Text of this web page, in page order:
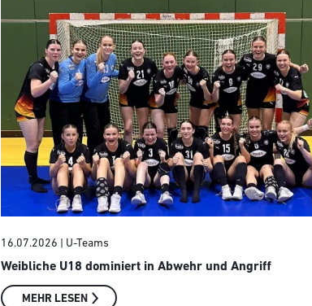
16.07.2026 | U-Teams
Weibliche U18 dominiert in Abwehr und Angriff
MEHR LESEN